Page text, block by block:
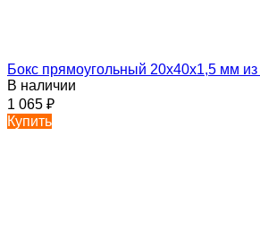
Бокс прямоугольный 20х40х1,5 мм
В наличии
1 065 ₽
Купить